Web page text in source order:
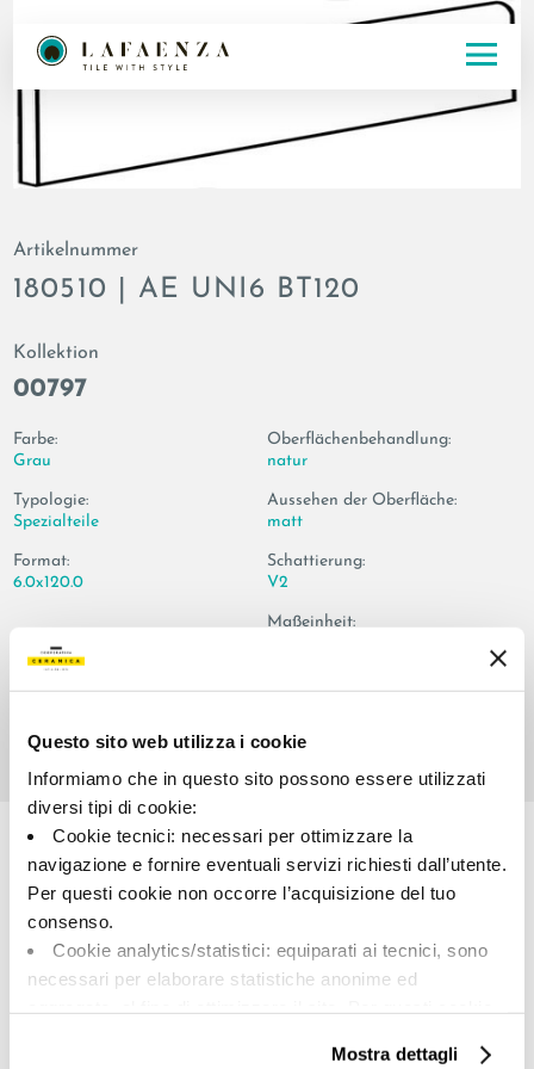
Questo sito web utilizza i cookie
Informiamo che in questo sito possono essere utilizzati
diversi tipi di cookie:
Cookie tecnici: necessari per ottimizzare la
navigazione e fornire eventuali servizi richiesti dall’utente.
Per questi cookie non occorre l’acquisizione del tuo
consenso.
Cookie analytics/statistici: equiparati ai tecnici, sono
necessari per elaborare statistiche anonime ed
Cookie di profilazione/marketing: sono utilizzati, solo
Mostra dettagli
Artikelnummer
180510 | AE UNI6 BT120
Kollektion
00797
Farbe:
Grau
Typologie:
Spezialteile
Format:
6.0x120.0
Oberflächenbehandlung:
natur
Aussehen der Oberfläche:
matt
Schattierung:
V2
Maßeinheit:
Share:
A brand of Cooperativa Ceramica d’Imola